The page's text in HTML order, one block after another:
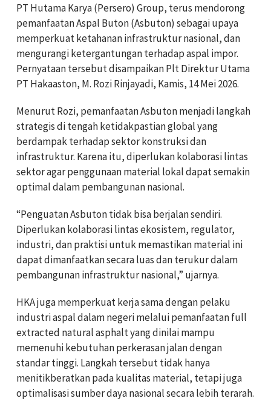
PT Hutama Karya (Persero) Group, terus mendorong
pemanfaatan Aspal Buton (Asbuton) sebagai upaya
memperkuat ketahanan infrastruktur nasional, dan
mengurangi ketergantungan terhadap aspal impor.
Pernyataan tersebut disampaikan Plt Direktur Utama
PT Hakaaston, M. Rozi Rinjayadi, Kamis, 14 Mei 2026.
Menurut Rozi, pemanfaatan Asbuton menjadi langkah
strategis di tengah ketidakpastian global yang
berdampak terhadap sektor konstruksi dan
infrastruktur. Karena itu, diperlukan kolaborasi lintas
sektor agar penggunaan material lokal dapat semakin
optimal dalam pembangunan nasional.
“Penguatan Asbuton tidak bisa berjalan sendiri.
Diperlukan kolaborasi lintas ekosistem, regulator,
industri, dan praktisi untuk memastikan material ini
dapat dimanfaatkan secara luas dan terukur dalam
pembangunan infrastruktur nasional,” ujarnya.
HKA juga memperkuat kerja sama dengan pelaku
industri aspal dalam negeri melalui pemanfaatan full
extracted natural asphalt yang dinilai mampu
memenuhi kebutuhan perkerasan jalan dengan
standar tinggi. Langkah tersebut tidak hanya
menitikberatkan pada kualitas material, tetapi juga
optimalisasi sumber daya nasional secara lebih terarah.